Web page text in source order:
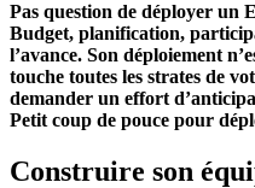
Pas question de déployer un
Budget, planification,
l’avance. Son déploiement
touche toutes les strates de
demander un effort
Petit coup de pouce pour
Construire son